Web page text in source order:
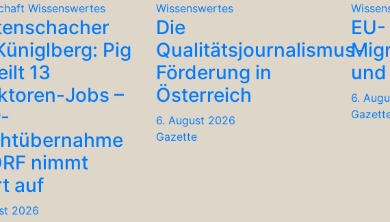
Wissenswertes
Pig
13
Jobs –
nimmt
auf
2026
Wissenswertes
Die
Qualitätsjournalismus-
Förderung in
Österreich
6. August 2026
Gazette
EU-
6.